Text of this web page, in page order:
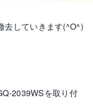
去していきます(^O^)
2039WSを取り付